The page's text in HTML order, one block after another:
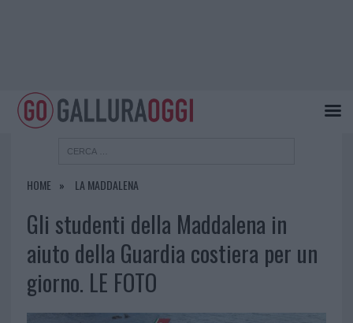
HOME LA MADDALENA
Gli studenti della Maddalena in
aiuto della Guardia costiera per un
giorno. LE FOTO